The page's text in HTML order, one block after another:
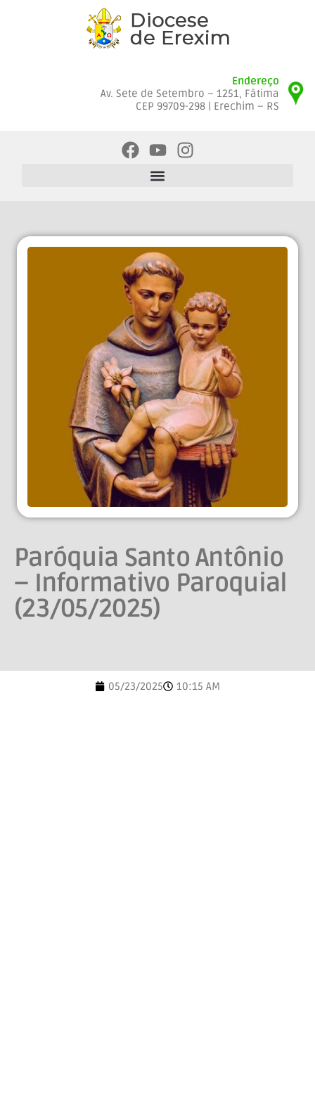
Endereço
Av. Sete de Setembro – 1251, Fátima
CEP 99709-298 | Erechim – RS
Paróquia Santo Antônio
– Informativo Paroquial
(23/05/2025)
05/23/2025 10:15 AM